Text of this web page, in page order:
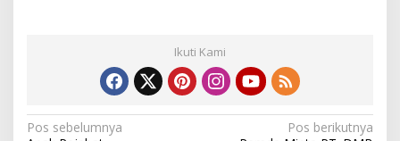
Ikuti Kami
N
Pos sebelumnya
Pos berikutnya